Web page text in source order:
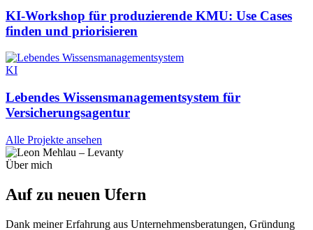
KI-Workshop für produzierende KMU: Use Cases
finden und priorisieren
KI
Lebendes Wissensmanagementsystem für
Versicherungsagentur
Alle Projekte ansehen
Über mich
Auf zu neuen Ufern
Dank meiner Erfahrung aus Unternehmensberatungen, Gründung